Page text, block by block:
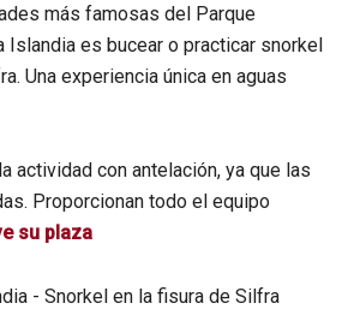
más famosas del Parque
Islandia es bucear o practicar snorkel
Una experiencia única en aguas
actividad con antelación, ya que las
Proporcionan todo el equipo
su plaza